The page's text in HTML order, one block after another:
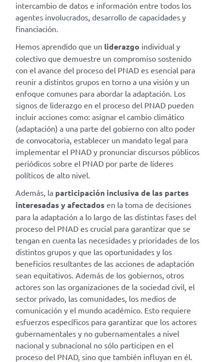
intercambio de datos e información entre todos los
agentes involucrados, desarrollo de capacidades y
financiación.
Hemos aprendido que un liderazgo individual y
colectivo que demuestre un compromiso sostenido
con el avance del proceso del PNAD es esencial para
reunir a distintos grupos en torno a una visión y un
enfoque comunes para abordar la adaptación. Los
signos de liderazgo en el proceso del PNAD pueden
incluir acciones como: asignar el cambio climático
(adaptación) a una parte del gobierno con alto poder
de convocatoria, establecer un mandato legal para
implementar el PNAD y pronunciar discursos públicos
periódicos sobre el PNAD por parte de líderes
políticos de alto nivel.
Además, la participación inclusiva de las partes
interesadas y afectados en la toma de decisiones
para la adaptación a lo largo de las distintas fases del
proceso del PNAD es crucial para garantizar que se
tengan en cuenta las necesidades y prioridades de los
distintos grupos y que las oportunidades y los
beneficios resultantes de las acciones de adaptación
sean equitativos. Además de los gobiernos, otros
actores son las organizaciones de la sociedad civil, el
sector privado, las comunidades, los medios de
comunicación y el mundo académico. Esto requiere
esfuerzos específicos para garantizar que los actores
gubernamentales y no gubernamentales a nivel
nacional y subnacional no sólo participen en el
proceso del PNAD, sino que también influyan en él.